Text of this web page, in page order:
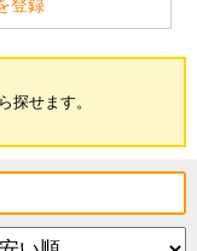
登録
探せます。